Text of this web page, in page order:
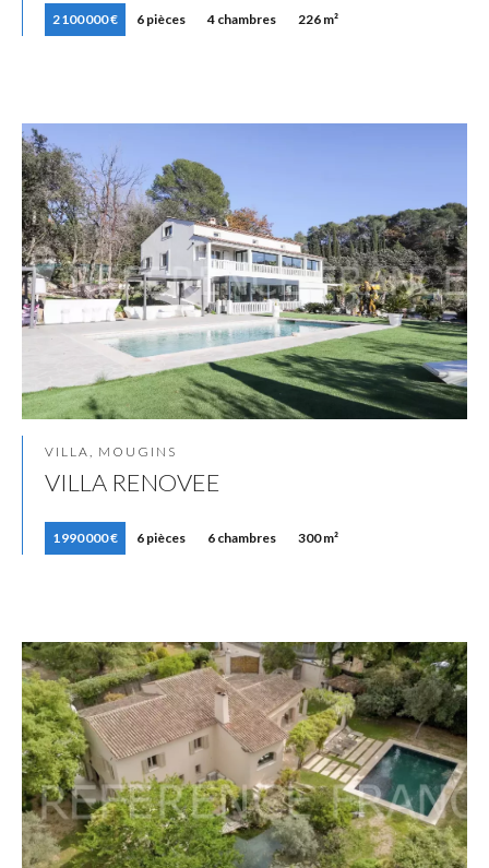
2 100 000 € 6 pièces 4 chambres 226 m²
VILLA, MOUGINS
VILLA RENOVEE
1 990 000 € 6 pièces 6 chambres 300 m²